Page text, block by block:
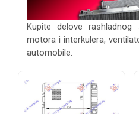
Kupite delove rashladnog
motora i interkulera,
automobile.